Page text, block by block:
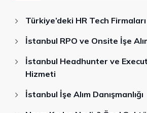
Türkiye’deki HR Tech Firmaları
İstanbul RPO ve Onsite İşe
İstanbul Headhunter ve
Hizmeti
İstanbul İşe Alım Danışmanlığı